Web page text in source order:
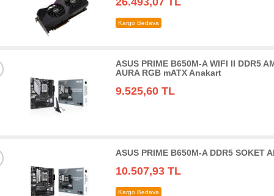
Kargo Bedava
ASUS PRIME B650M-A WIFI II DDR5
AURA RGB mATX Anakart
9.525,60 TL
ASUS PRIME B650M-A DDR5 SOKET
10.507,93 TL
Kargo Bedava